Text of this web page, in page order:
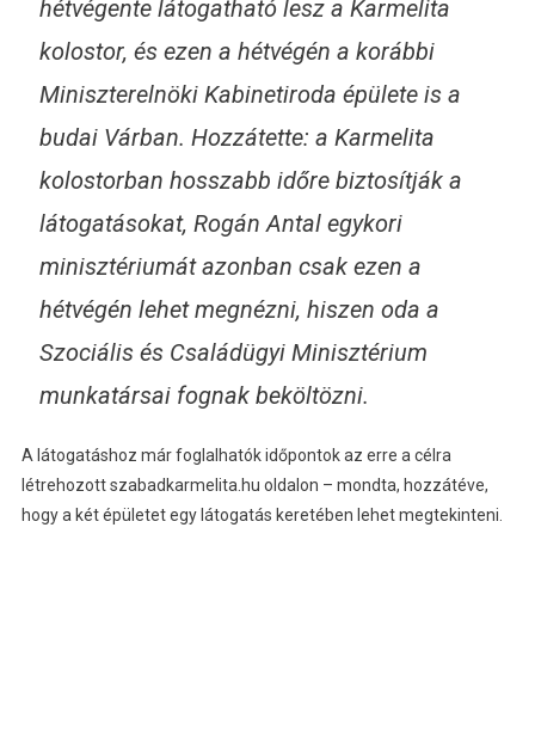
hétvégente látogatható lesz a Karmelita
kolostor, és ezen a hétvégén a korábbi
Miniszterelnöki Kabinetiroda épülete is a
budai Várban. Hozzátette: a Karmelita
kolostorban hosszabb időre biztosítják a
látogatásokat, Rogán Antal egykori
minisztériumát azonban csak ezen a
hétvégén lehet megnézni, hiszen oda a
Szociális és Családügyi Minisztérium
munkatársai fognak beköltözni.
A látogatáshoz már foglalhatók időpontok az erre a célra
létrehozott szabadkarmelita.hu oldalon – mondta, hozzátéve,
hogy a két épületet egy látogatás keretében lehet megtekinteni.